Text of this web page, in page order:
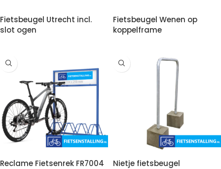
Fietsbeugel Utrecht incl.
slot ogen
Fietsbeugel Wenen op
koppelframe
Reclame Fietsenrek FR7004 Nietje fietsbeugel